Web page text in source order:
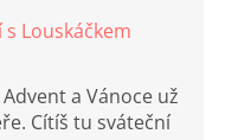
Louskáčkem
a Vánoce už
Cítíš tu sváteční